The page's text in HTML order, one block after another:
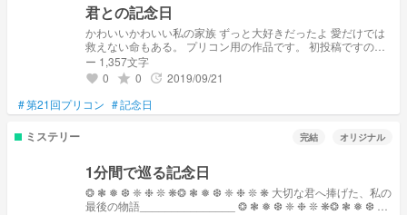
君との記念日
かわいいかわいい私の家族 ずっと大好きだったよ 愛だけでは
救えない命もある。 プリコン用の作品です。 初投稿ですので
場違い感はご了承ください。 意味怖風です。どうぞご推察く
ださい。
ー 1,357文字
favorite 0 grade 0 update 2019/09/21
#第21回プリコン #記念日
ミステリー 完結 オリジナル
1分間で巡る記念日
❂ ❃ ❅ ❆ ❈ ❉ ❊ ❋❂ ❃ ❅ ❆ ❈ ❉ ❊ ❋ 大切な君へ捧げた、私の
最後の物語_______________ ❂ ❃ ❅ ❆ ❈ ❉ ❊ ❋❂ ❃ ❅ ❆ ❈